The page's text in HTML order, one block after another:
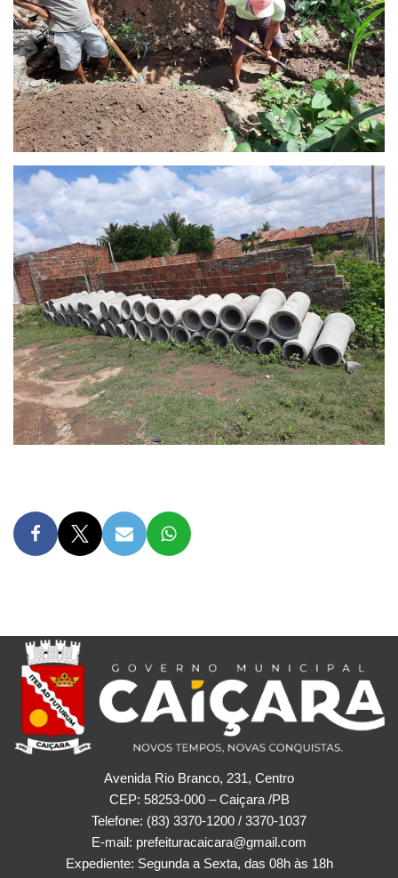
Avenida Rio Branco, 231, Centro
CEP: 58253-000 – Caiçara /PB
Telefone: (83) 3370-1200 / 3370-1037
E-mail: prefeituracaicara@gmail.com
Expediente: Segunda a Sexta, das 08h às 18h